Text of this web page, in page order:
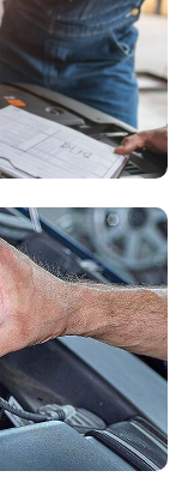
verplichte
een technisch